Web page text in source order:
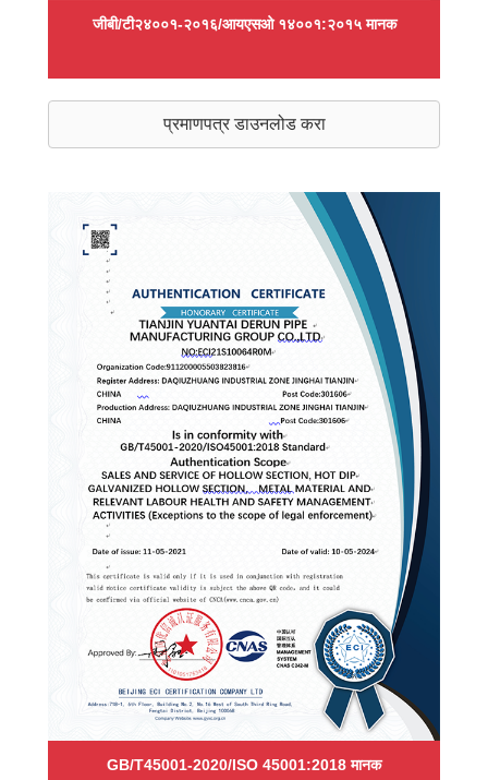
जीबी/टी२४००१-२०१६/आयएसओ १४००१:२०१५ मानक
प्रमाणपत्र डाउनलोड करा
GB/T45001-2020/ISO 45001:2018 मानक